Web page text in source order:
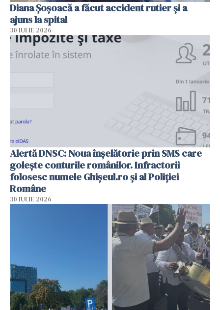
Diana Șoșoacă a făcut accident rutier și a
ajuns la spital
30 IULIE 2026
Alertă DNSC: Noua înșelătorie prin SMS care
golește conturile românilor. Infractorii
folosesc numele Ghișeul.ro și al Poliției
Române
30 IULIE 2026